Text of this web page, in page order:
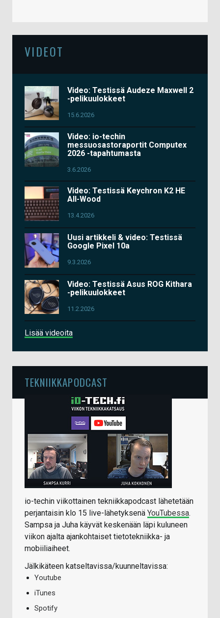
VIDEOT
Video: Testissä Audeze Maxwell 2
-pelikuulokkeet
15.6.2026
Video: io-techin
messuosastoraportit Computex
2026 -tapahtumasta
3.6.2026
Video: Testissä Keychron K2 HE
All-Wood
13.4.2026
Uusi artikkeli & video: Testissä
Google Pixel 10a
9.3.2026
Video: Testissä Asus ROG Kithara
-pelikuulokkeet
11.2.2026
Lisää videoita
TEKNIIKKAPODCAST
io-techin viikottainen tekniikkapodcast lähetetään
perjantaisin klo 15 live-lähetyksenä YouTubessa.
Sampsa ja Juha käyvät keskenään läpi kuluneen
viikon ajalta ajankohtaiset tietotekniikka- ja
mobiiliaiheet.
Jälkikäteen katseltavissa/kuunneltavissa:
Youtube
iTunes
Spotify